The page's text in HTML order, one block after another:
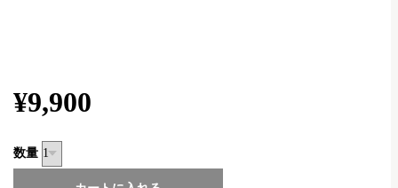
¥9,900
数量